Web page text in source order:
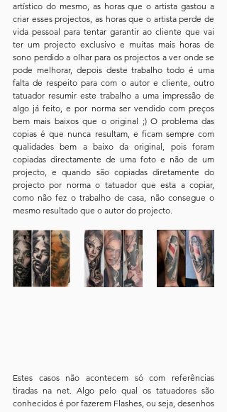
artístico do mesmo, as horas que o artista gastou a
criar esses projectos, as horas que o artista perde de
vida pessoal para tentar garantir ao cliente que vai
ter um projecto exclusivo e muitas mais horas de
sono perdido a olhar para os projectos a ver onde se
pode melhorar, depois deste trabalho todo é uma
falta de respeito para com o autor e cliente, outro
tatuador resumir este trabalho a uma impressão de
algo já feito, e por norma ser vendido com preços
bem mais baixos que o original ;) O problema das
copias é que nunca resultam, e ficam sempre com
qualidades bem a baixo da original, pois foram
copiadas directamente de uma foto e não de um
projecto, e quando são copiadas diretamente do
projecto por norma o tatuador que esta a copiar,
como não fez o trabalho de casa, não consegue o
mesmo resultado que o autor do projecto.
Estes casos não acontecem só com referências
tiradas na net. Algo pelo qual os tatuadores são
conhecidos é por fazerem Flashes, ou seja, desenhos